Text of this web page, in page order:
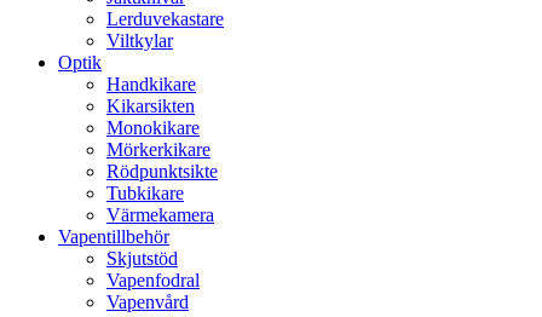
Lerduvekastare
Viltkylar
Optik
Handkikare
Kikarsikten
Monokikare
Mörkerkikare
Rödpunktsikte
Tubkikare
Värmekamera
Vapentillbehör
Skjutstöd
Vapenfodral
Vapenvård